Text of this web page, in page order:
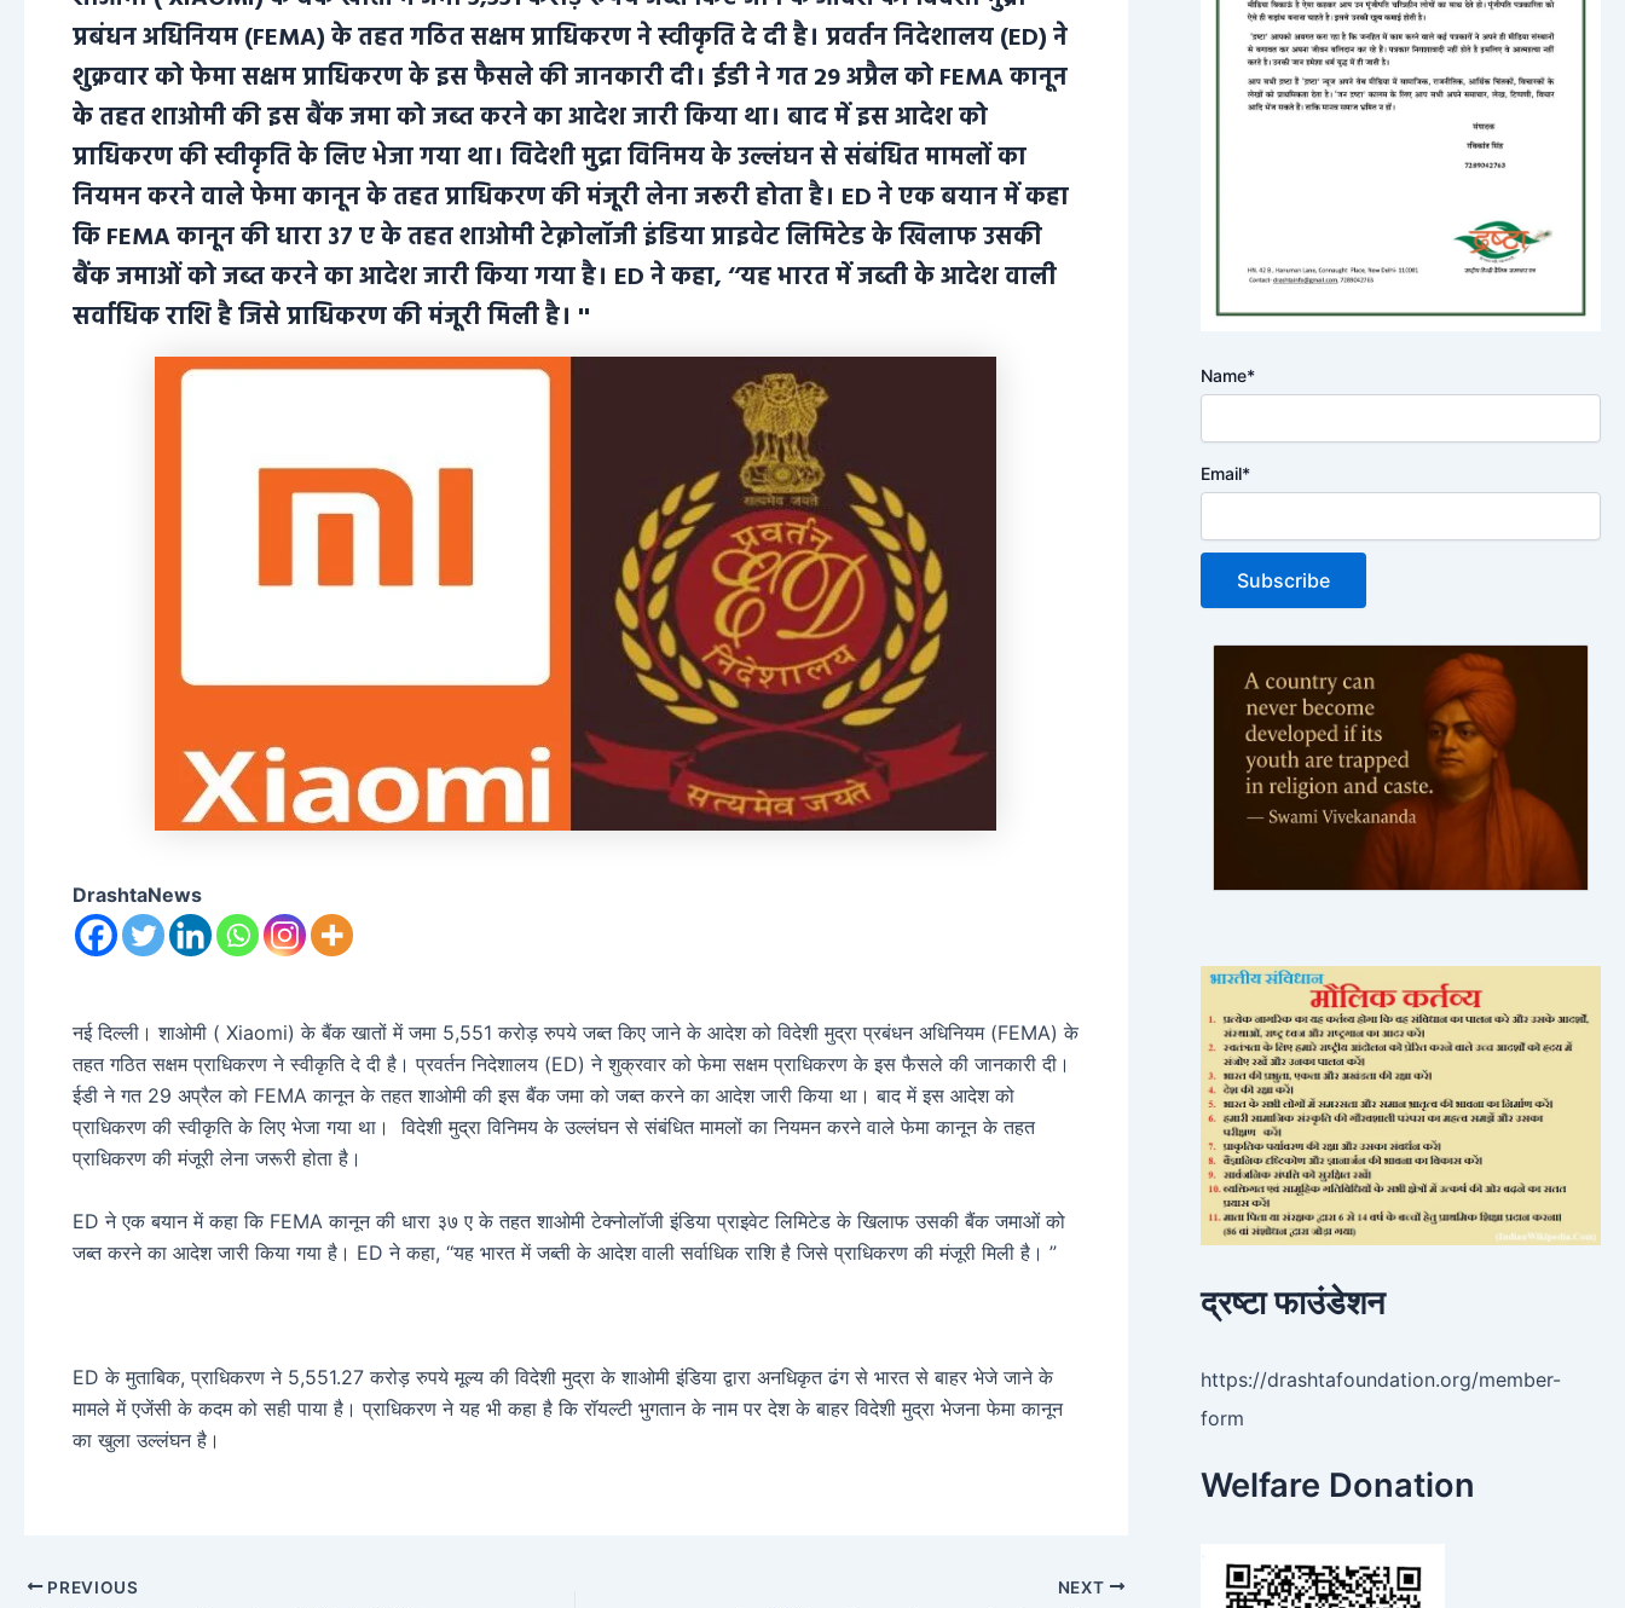
प्रबंधन अधिनियम (FEMA) के तहत गठित सक्षम प्राधिकरण ने स्वीकृति दे दी है। प्रवर्तन निदेशालय (ED) ने
शुक्रवार को फेमा सक्षम प्राधिकरण के इस फैसले की जानकारी दी। ईडी ने गत 29 अप्रैल को FEMA कानून
के तहत शाओमी की इस बैंक जमा को जब्त करने का आदेश जारी किया था। बाद में इस आदेश को
प्राधिकरण की स्वीकृति के लिए भेजा गया था। विदेशी मुद्रा विनिमय के उल्लंघन से संबंधित मामलों का
नियमन करने वाले फेमा कानून के तहत प्राधिकरण की मंजूरी लेना जरूरी होता है। ED ने एक बयान में कहा
कि FEMA कानून की धारा ३७ ए के तहत शाओमी टेक्नोलॉजी इंडिया प्राइवेट लिमिटेड के खिलाफ उसकी
बैंक जमाओं को जब्त करने का आदेश जारी किया गया है। ED ने कहा, ‘‘यह भारत में जब्ती के आदेश वाली
सर्वाधिक राशि है जिसे प्राधिकरण की मंजूरी मिली है। ''
DrashtaNews
नई दिल्‍ली। शाओमी ( Xiaomi) के बैंक खातों में जमा 5,551 करोड़ रुपये जब्त किए जाने के आदेश को विदेशी मुद्रा प्रबंधन अधिनियम (FEMA) के
तहत गठित सक्षम प्राधिकरण ने स्वीकृति दे दी है। प्रवर्तन निदेशालय (ED) ने शुक्रवार को फेमा सक्षम प्राधिकरण के इस फैसले की जानकारी दी।
ईडी ने गत 29 अप्रैल को FEMA कानून के तहत शाओमी की इस बैंक जमा को जब्त करने का आदेश जारी किया था। बाद में इस आदेश को
प्राधिकरण की स्वीकृति के लिए भेजा गया था। विदेशी मुद्रा विनिमय के उल्लंघन से संबंधित मामलों का नियमन करने वाले फेमा कानून के तहत
प्राधिकरण की मंजूरी लेना जरूरी होता है।
ED ने एक बयान में कहा कि FEMA कानून की धारा ३७ ए के तहत शाओमी टेक्नोलॉजी इंडिया प्राइवेट लिमिटेड के खिलाफ उसकी बैंक जमाओं को
जब्त करने का आदेश जारी किया गया है। ED ने कहा, ‘‘यह भारत में जब्ती के आदेश वाली सर्वाधिक राशि है जिसे प्राधिकरण की मंजूरी मिली है। ”
ED के मुताबिक, प्राधिकरण ने 5,551.27 करोड़ रुपये मूल्य की विदेशी मुद्रा के शाओमी इंडिया द्वारा अनधिकृत ढंग से भारत से बाहर भेजे जाने के
मामले में एजेंसी के कदम को सही पाया है। प्राधिकरण ने यह भी कहा है कि रॉयल्टी भुगतान के नाम पर देश के बाहर विदेशी मुद्रा भेजना फेमा कानून
का खुला उल्लंघन है।
PREVIOUS NEXT
Name*
Email*
द्रष्टा फाउंडेशन
https://drashtafoundation.org/member-
form
Welfare Donation